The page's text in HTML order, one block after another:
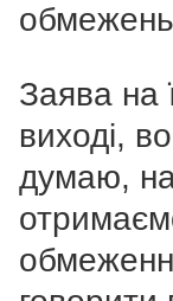
Заява на
виході,
думаю,